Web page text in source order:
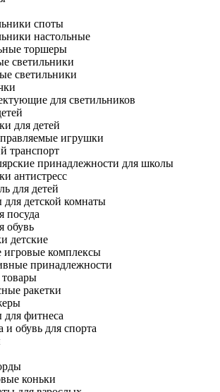
споты
настольные
торшеры
светильники
светильники
для светильников
для детей
игрушки
транспорт
принадлежности для школы
антистресс
для детей
для детской комнаты
посуда
обувь
детские
игровые комплексы
принадлежности
ракетки
для фитнеса
и обувь для спорта
коньки